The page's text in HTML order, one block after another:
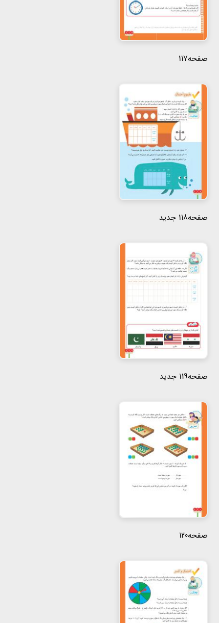
صفحه117
صفحه118 جدید
صفحه119 جدید
صفحه120